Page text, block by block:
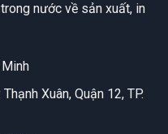
nước về sản xuất, in
Xuân, Quận 12, TP.